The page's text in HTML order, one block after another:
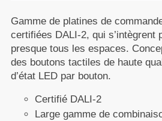
Gamme de platines de
certifiées DALI-2, qui s’intègrent
presque tous les espaces.
des boutons tactiles de haute
d’état LED par bouton.
Certifié DALI-2
Large gamme de